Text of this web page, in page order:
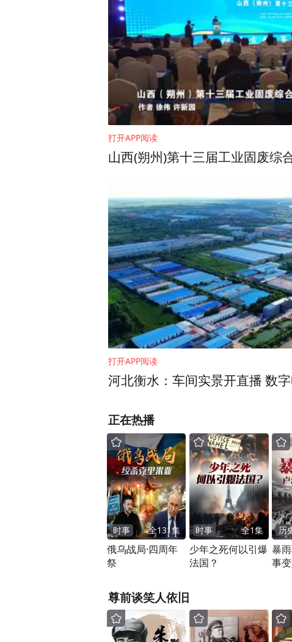
打开APP阅读
山西(朔州)第十三届工业固废综
打开APP阅读
河北衡水：车间实景开直播 数
正在热播
时事 全131集
俄乌战局·四周年
祭
时事 全1集
少年之死何以引爆
法国？
历
暴
事
尊前谈笑人依旧